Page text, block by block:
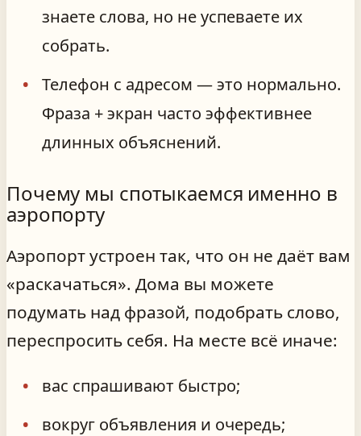
знаете слова, но не успеваете их
собрать.
Телефон с адресом — это нормально.
Фраза + экран часто эффективнее
длинных объяснений.
Почему мы спотыкаемся именно в
аэропорту
Аэропорт устроен так, что он не даёт вам
«раскачаться». Дома вы можете
подумать над фразой, подобрать слово,
переспросить себя. На месте всё иначе:
вас спрашивают быстро;
вокруг объявления и очередь;